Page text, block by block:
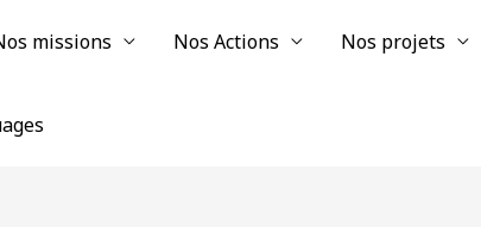
missions Nos Actions Nos projets